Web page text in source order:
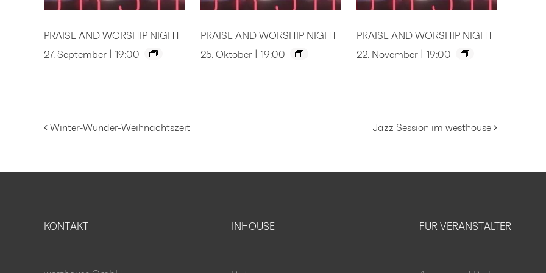
PRAISE AND WORSHIP NIGHT
27. September | 19:00
PRAISE AND WORSHIP NIGHT
25. Oktober | 19:00
PRAISE AND WORSHIP NIGHT
22. November | 19:00
Winter-Wunder-Weihnachtszeit Jazz Session im westhouse
KONTAKT INHOUSE FÜR VERANSTALTER